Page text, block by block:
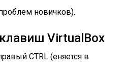
новичков).
VirtualBox
CTRL (еняется в